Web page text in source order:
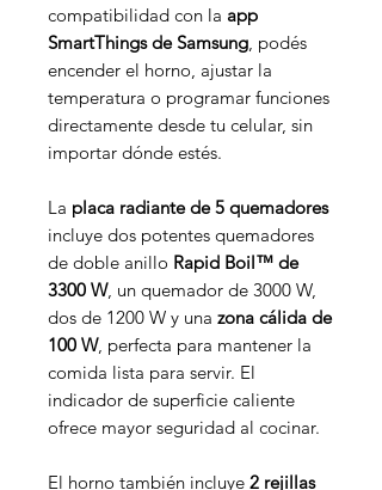
compatibilidad con la app
SmartThings de Samsung, podés
encender el horno, ajustar la
temperatura o programar funciones
directamente desde tu celular, sin
importar dónde estés.
La placa radiante de 5 quemadores
incluye dos potentes quemadores
de doble anillo Rapid Boil™ de
3300 W, un quemador de 3000 W,
dos de 1200 W y una zona cálida de
100 W, perfecta para mantener la
comida lista para servir. El
indicador de superficie caliente
ofrece mayor seguridad al cocinar.
El horno también incluye 2 rejillas